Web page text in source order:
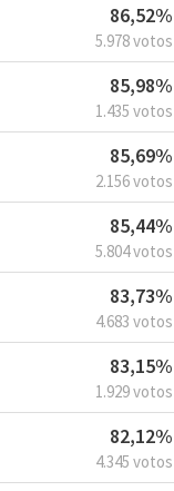
86,52%
5.978 votos
85,98%
1.435 votos
85,69%
2.156 votos
85,44%
5.804 votos
83,73%
4.683 votos
83,15%
1.929 votos
82,12%
4.345 votos